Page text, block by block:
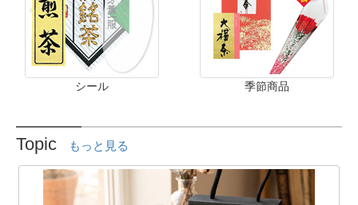
シール 季節商品
Topic もっと見る